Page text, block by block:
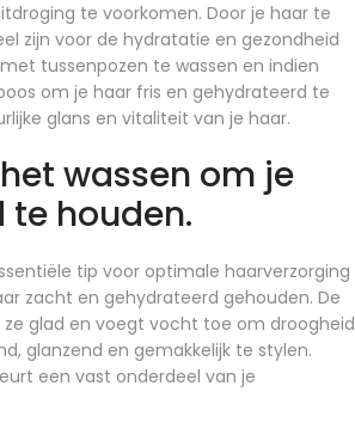
te voorkomen. Door je haar te
zijn voor de hydratatie en gezondheid
tussenpozen te wassen en indien
om je haar fris en gehydrateerd te
glans en vitaliteit van je haar.
wassen om je
houden.
tip voor optimale haarverzorging
zacht en gehydrateerd gehouden. De
glad en voegt vocht toe om droogheid
glanzend en gemakkelijk te stylen.
een vast onderdeel van je